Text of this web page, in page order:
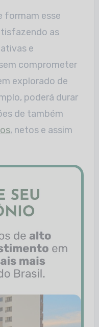
formam esse
as
e
comprometer
explorado de
poderá durar
de também
, netos e assim